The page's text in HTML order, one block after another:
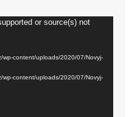
or source(s) not
wp-content/uploads/2020/07/Novyj-
wp-content/uploads/2020/07/Novyj-